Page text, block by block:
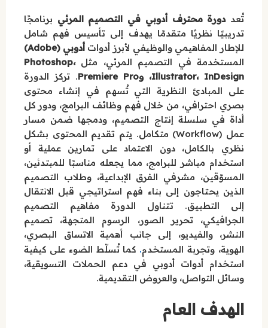
تُعددورة محترف أدوبي في التصميم المرئي برنامجًا
تدريبيًا نظريًا متقدمًا يهدف إلى تأسيس فهم شامل
للإطار المفاهيمي والوظيفي لأبرز أدواتأدوبي (Adobe)
المستخدمة في التصميم المرئي، مثلPhotoshop،
Illustrator، InDesign، وPremiere Pro
. تركز الدورة
على المبادئ النظرية التي تُسهم في إنشاء محتوى
بصري احترافي، من خلال فهم وظائف البرامج، ودور كل
أداة في سلسلة إنتاج التصميم، ودمجها ضمن مسار
عمل (Workflow) متكامل. يتم تقديم المحتوى بشكل
نظري بالكامل، دون الاعتماد على تمارين عملية أو
استخدام مباشر للبرامج، مما يجعله مناسبًا للمبتدئين،
المسوّقين، مشرفي الفرق الإبداعية، وطلاب التصميم
الذين يحتاجون إلى بناء فهم استراتيجي قبل الانتقال
إلى التطبيق. تتناول الدورة مفاهيم التصميم
الجرافيكي، تحرير الصور، الرسوم المتجهة، تصميم
النشر، والفيديو، إلى جانب أهمية الاتساق البصري،
الهوية، وتجربة المستخدم. كما تُسلّط الضوء على كيفية
استخدام أدوات أدوبي في دعم الحملات التسويقية،
وسائل التواصل، والعروض التقديمية.
الهدف العام